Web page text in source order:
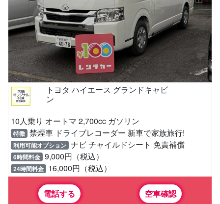
トヨタ ハイエース グランドキャビ
ン
10人乗り オートマ 2,700cc ガソリン
特徴 禁煙車 ドライブレコーダー 新車で家族旅行!
利用可能オプション ナビ チャイルドシート 免責補償
6時間料金 9,000円（税込）
24時間料金 16,000円（税込）
電話する 空車確認